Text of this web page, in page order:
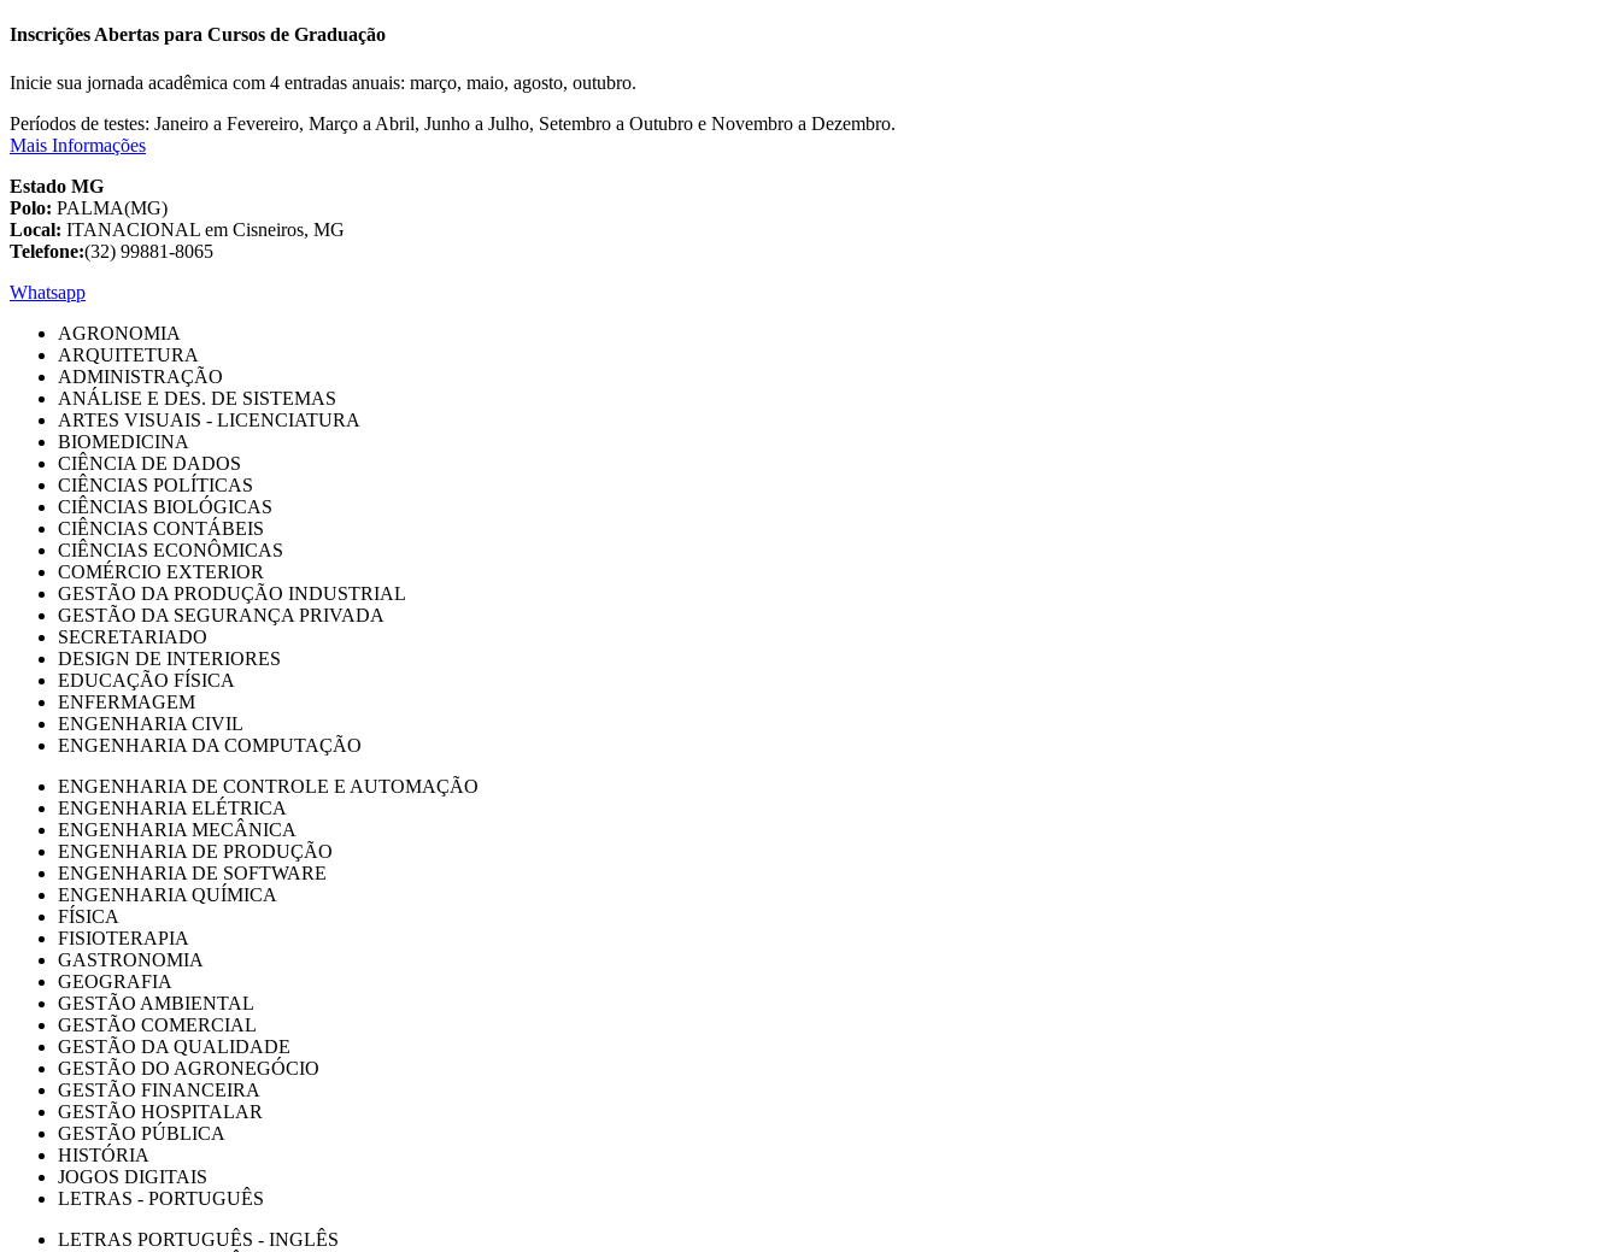
Inscrições Abertas para Cursos de Graduação
Inicie sua jornada acadêmica com 4 entradas anuais: março, maio, agosto, outubro.
Períodos de testes: Janeiro a Fevereiro, Março a Abril, Junho a Julho, Setembro a Outubro e Novembro a Dezembro.
Mais Informações
Estado MG
Polo: PALMA(MG)
Local: ITANACIONAL em Cisneiros, MG
Telefone:(32) 99881-8065
Whatsapp
AGRONOMIA
ARQUITETURA
ADMINISTRAÇÃO
ANÁLISE E DES. DE SISTEMAS
ARTES VISUAIS - LICENCIATURA
BIOMEDICINA
CIÊNCIA DE DADOS
CIÊNCIAS POLÍTICAS
CIÊNCIAS BIOLÓGICAS
CIÊNCIAS CONTÁBEIS
CIÊNCIAS ECONÔMICAS
COMÉRCIO EXTERIOR
GESTÃO DA PRODUÇÃO INDUSTRIAL
GESTÃO DA SEGURANÇA PRIVADA
SECRETARIADO
DESIGN DE INTERIORES
EDUCAÇÃO FÍSICA
ENFERMAGEM
ENGENHARIA CIVIL
ENGENHARIA DA COMPUTAÇÃO
ENGENHARIA DE CONTROLE E AUTOMAÇÃO
ENGENHARIA ELÉTRICA
ENGENHARIA MECÂNICA
ENGENHARIA DE PRODUÇÃO
ENGENHARIA DE SOFTWARE
ENGENHARIA QUÍMICA
FÍSICA
FISIOTERAPIA
GASTRONOMIA
GEOGRAFIA
GESTÃO AMBIENTAL
GESTÃO COMERCIAL
GESTÃO DA QUALIDADE
GESTÃO DO AGRONEGÓCIO
GESTÃO FINANCEIRA
GESTÃO HOSPITALAR
GESTÃO PÚBLICA
HISTÓRIA
JOGOS DIGITAIS
LETRAS - PORTUGUÊS
LETRAS PORTUGUÊS - INGLÊS